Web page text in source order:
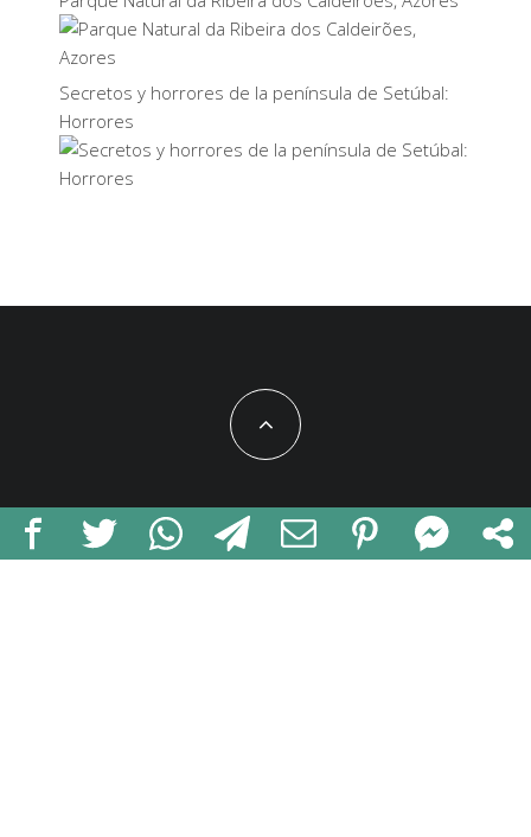
Secretos y horrores de la península de Setúbal:
Horrores